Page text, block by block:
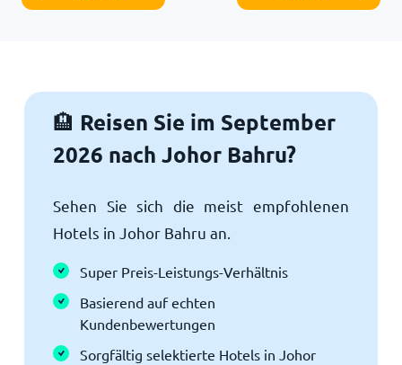
🏨 Reisen Sie im September
2026 nach Johor Bahru?
Sehen Sie sich die meist empfohlenen
Hotels in Johor Bahru an.
Super Preis-Leistungs-Verhältnis
Basierend auf echten
Kundenbewertungen
Sorgfältig selektierte Hotels in Johor